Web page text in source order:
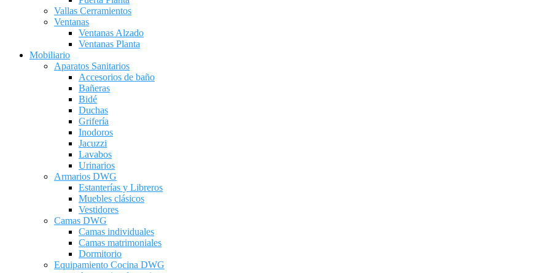
Vallas Cerramientos
Ventanas
Ventanas Alzado
Ventanas Planta
Mobiliario
Aparatos Sanitarios
Accesorios de baño
Bañeras
Bidé
Duchas
Grifería
Inodoros
Jacuzzi
Lavabos
Urinarios
Armarios DWG
Estanterías y Libreros
Muebles clásicos
Vestidores
Camas DWG
Camas individuales
Camas matrimoniales
Dormitorio
Equipamiento Cocina DWG